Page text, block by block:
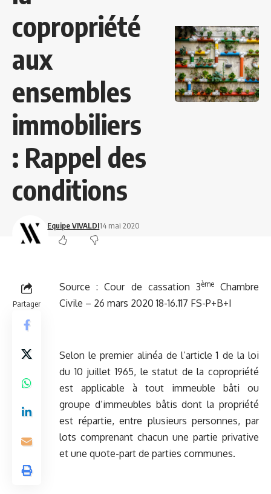
copropriété
aux
ensembles
immobiliers
: Rappel des
conditions
Equipe VIVALDI14 mai 2020
Partager
Source :Cour de cassation 3èmeChambre
Civile – 26 mars 2020 18-16.117 FS-P+B+I
Selon le premier alinéa de l’article 1 de la loi
du 10 juillet 1965, le statut de la copropriété
est applicable à tout immeuble bâti ou
groupe d’immeubles bâtis dont la propriété
est répartie, entre plusieurs personnes, par
lots comprenant chacun une partie privative
et une quote-part de parties communes.